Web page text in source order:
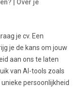
| Over je
je cv. Een
je de kans om jouw
aan ons te laten
van AI-tools zoals
persoonlijkheid